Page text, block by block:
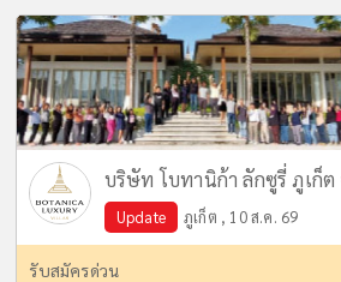
บริษัท โบทานิก้า ลักซูรี่ ภูเก็
Update ภูเก็ต , 10 ส.ค. 69
รับสมัครด่วน